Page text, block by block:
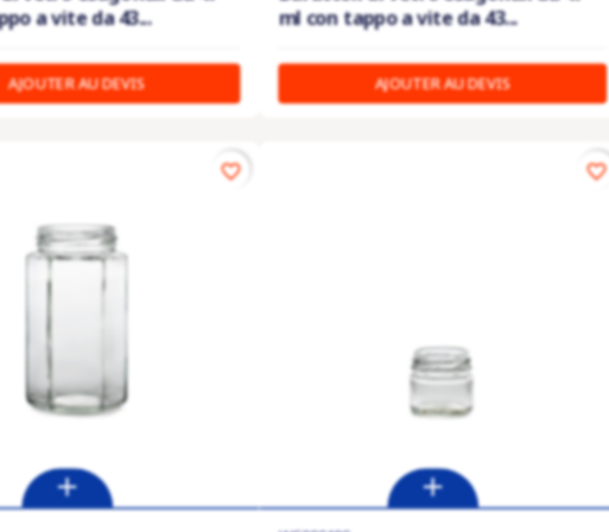
a vite da 43...
AJOUTER AU DEVIS
ml con tappo a vite da 43...
AJOUTER AU DEVIS
favorite_border favorite_border